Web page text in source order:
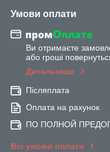
Умови оплати
Ви отримаєте
або гроші
Детальніше
Післяплата
Оплата на рахунок
ПО ПОЛНОЙ
Всі умови оплати